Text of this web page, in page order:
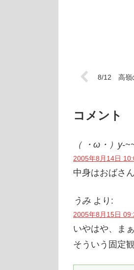
8/12 高嶺
コメント
（ ・ω・）y-
2005年8月14日
中身はおばさ
うみ より:
2005年8月15日
いやはや、ま
そういう固定